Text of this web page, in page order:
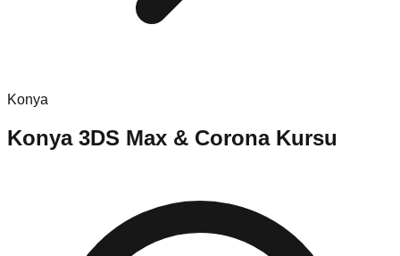
Konya
Konya 3DS Max & Corona Kursu